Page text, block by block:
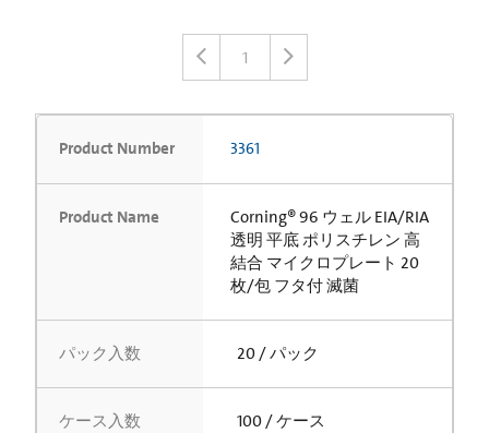
1
Product Number 3361
Product Name
Corning® 96 ウェル EIA/RIA
透明 平底 ポリスチレン 高
結合 マイクロプレート 20
枚/包 フタ付 滅菌
パック入数 20 / パック
ケース入数 100 / ケース